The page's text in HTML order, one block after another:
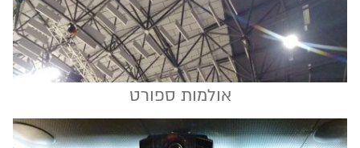
אולמות ספורט